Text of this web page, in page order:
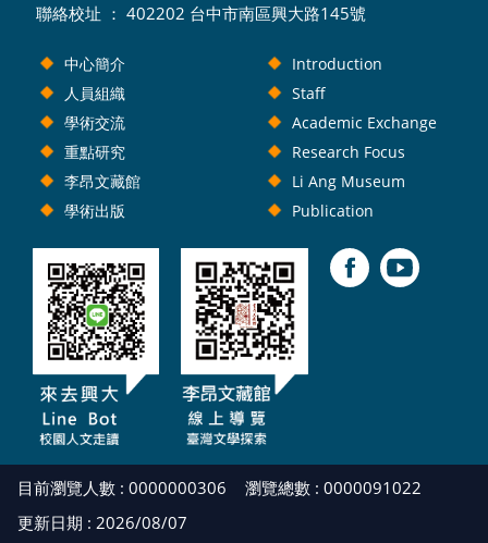
聯絡校址 ： 402202 台中市南區興大路145號
中心簡介
人員組織
學術交流
重點研究
李昂文藏館
學術出版
Introduction
Staff
Academic Exchange
Research Focus
Li Ang Museum
Publication
目前瀏覽人數 : 0000000306
瀏覽總數 : 0000091022
更新日期 : 2026/08/07